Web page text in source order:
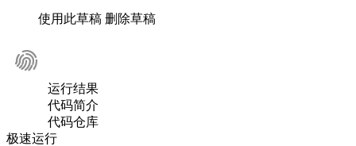
使用此草稿 删除草稿
运行结果
代码简介
代码仓库
极速运行